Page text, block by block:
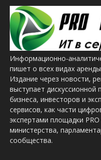
Информационно-
пишет о всех видах
Издание через новости,
выступает дискуссионной
бизнеса, инвесторов и
сервисов, как части
экспертами площадки
министерства,
сообщества.